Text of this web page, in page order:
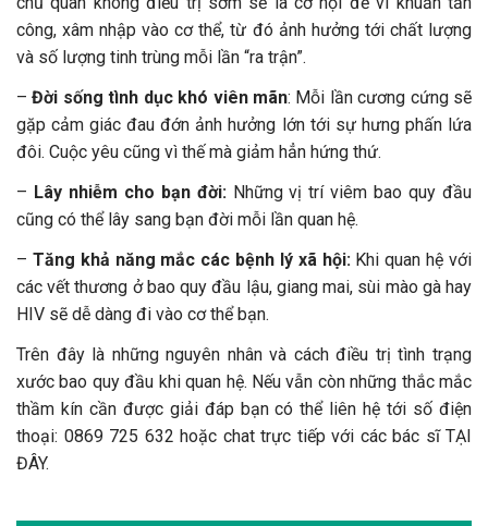
công, xâm nhập vào cơ thể, từ đó ảnh hưởng tới chất lượng
và số lượng tinh trùng mỗi lần “ra trận”.
–Đời sống tình dục khó viên mãn: Mỗi lần cương cứng sẽ
gặp cảm giác đau đớn ảnh hưởng lớn tới sự hưng phấn lứa
đôi. Cuộc yêu cũng vì thế mà giảm hẳn hứng thứ.
– Lây nhiễm cho bạn đời: Những vị trí viêm bao quy đầu
cũng có thể lây sang bạn đời mỗi lần quan hệ.
– Tăng khả năng mắc các bệnh lý xã hội: Khi quan hệ với
các vết thương ở bao quy đầu lậu, giang mai, sùi mào gà hay
HIV sẽ dễ dàng đi vào cơ thể bạn.
Trên đây là những nguyên nhân và cách điều trị tình trạng
xước bao quy đầu khi quan hệ. Nếu vẫn còn những thắc mắc
thầm kín cần được giải đáp bạn có thể liên hệ tới số điện
thoại: 0869 725 632 hoặc chat trực tiếp với các bác sĩ TẠI
ĐÂY.